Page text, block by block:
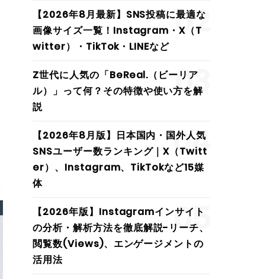
02
【2026年8月最新】SNS投稿に最適な
画像サイズ一覧！Instagram・X（T
witter）・TikTok・LINEなど
03
Z世代に人気の「BeReal.（ビーリア
ル）」って何？その特徴や使い方を解
説
04
【2026年8月版】日本国内・国外人気
SNSユーザー数ランキング｜X（Twitt
er）、Instagram、TikTokなど15媒
体
05
【2026年版】Instagramインサイト
の分析・解析方法を徹底解説-リーチ、
閲覧数(Views)、エンゲージメントの
活用法